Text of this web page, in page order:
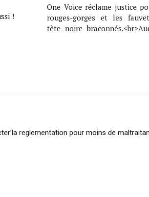
!
One Voice réclame justice
rouges-gorges et les
tête noire
reglementation pour moins de